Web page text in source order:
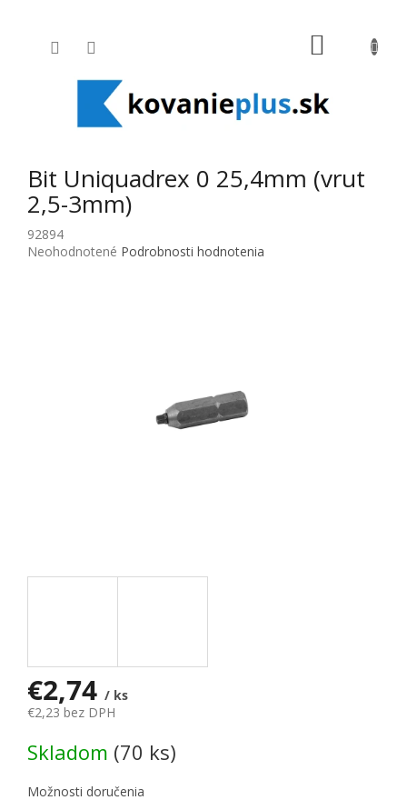
Bit Uniquadrex 0 25,4mm (vrut
2,5-3mm)
92894
Priemerné hodnotenie produktu je 0,0 z 5 hviezdičiek.
Neohodnotené Podrobnosti hodnotenia
€2,74 / ks
€2,23 bez DPH
Skladom (70 ks)
Možnosti doručenia